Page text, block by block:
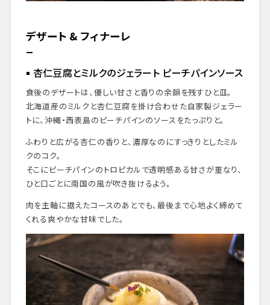
デザート & フィナーレ
杏仁豆腐とミルクのジェラート ピーチパインソース
食後のデザートは、優しい甘さと香りの余韻を残すひと皿。
北海道産のミルクと杏仁豆腐を掛け合わせた自家製ジェラー
トに、沖縄・西表島のピーチパインのソースをたっぷりと。
ふわりと広がる杏仁の香りと、濃厚なのにすっきりとしたミル
クのコク。
そこにピーチパインのトロピカルで透明感ある甘さが重なり、
ひと口ごとに南国の風が吹き抜けるよう。
肉を主軸に据えたコースのあとでも、最後まで心地よく締めて
くれる爽やかな甘味でした。